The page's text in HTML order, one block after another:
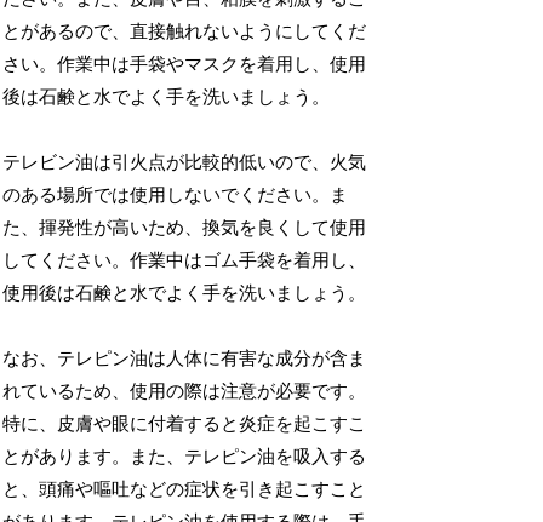
とがあるので、直接触れないようにしてくだ
さい。作業中は手袋やマスクを着用し、使用
後は石鹸と水でよく手を洗いましょう。
テレビン油は引火点が比較的低いので、火気
のある場所では使用しないでください。ま
た、揮発性が高いため、換気を良くして使用
してください。作業中はゴム手袋を着用し、
使用後は石鹸と水でよく手を洗いましょう。
なお、テレピン油は人体に有害な成分が含ま
れているため、使用の際は注意が必要です。
特に、皮膚や眼に付着すると炎症を起こすこ
とがあります。また、テレピン油を吸入する
と、頭痛や嘔吐などの症状を引き起こすこと